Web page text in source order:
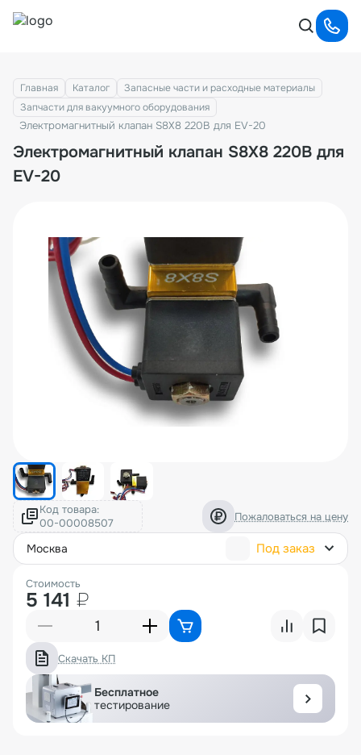
Главная Каталог
Запасные части и расходные материалы
Запчасти для вакуумного оборудования
Электромагнитный клапан S8X8 220В для EV-20
Электромагнитный клапан S8X8 220В для
EV-20
Код товара: Пожаловаться на цену
москва Под заказ
Стоимость
5 141 ₽
Скачать КП
Бесплатное
тестирование